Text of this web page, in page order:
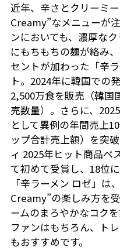
近年、辛さとクリーミ
Creamy”なメニューが
ンにおいても、濃厚な
にもちもちの麺が絡み
セントが加わった「辛
ト。2024年に韓国での
2,500万食を販売（韓国
売数量）。さらに、
として異例の年間売上
ップ合計売上額）を突
ィ 2025年ヒット商品ベ
て初めて受賞し、18位
「辛ラーメン ロゼ」は
Creamy”の楽しみ方を
ームのまろやかなコク
ファンはもちろん、ト
もおすすめです。